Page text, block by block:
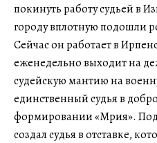
покинуть работу судьей в
городу вплотную подошли
Сейчас он работает в
еженедельно выходит на
судейскую мантию на
единственный судья в
формировании «Мрия».
создал судья в отставке,